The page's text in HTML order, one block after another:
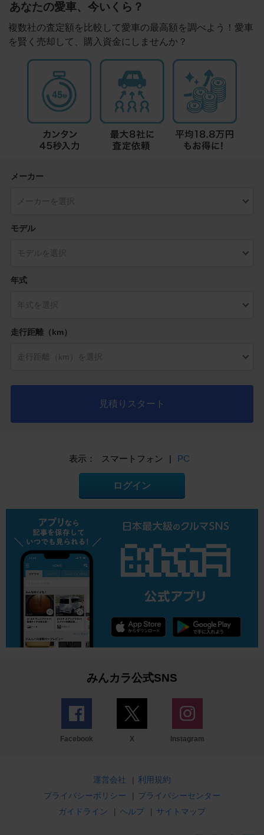
あなたの愛車、今いくら？
複数社の査定額を比較して愛車の最高額を調べよう！愛車
を賢く売却して、購入資金にしませんか？
メーカー
モデル
年式
走行距離（km）
見積りスタート
表示： スマートフォン PC
ログイン
みんカラ公式SNS
Facebook X Instagram
運営会社 | 利用規約
プライバシーポリシー
| プライバシーセンター
ガイドライン
| ヘルプ | サイトマップ